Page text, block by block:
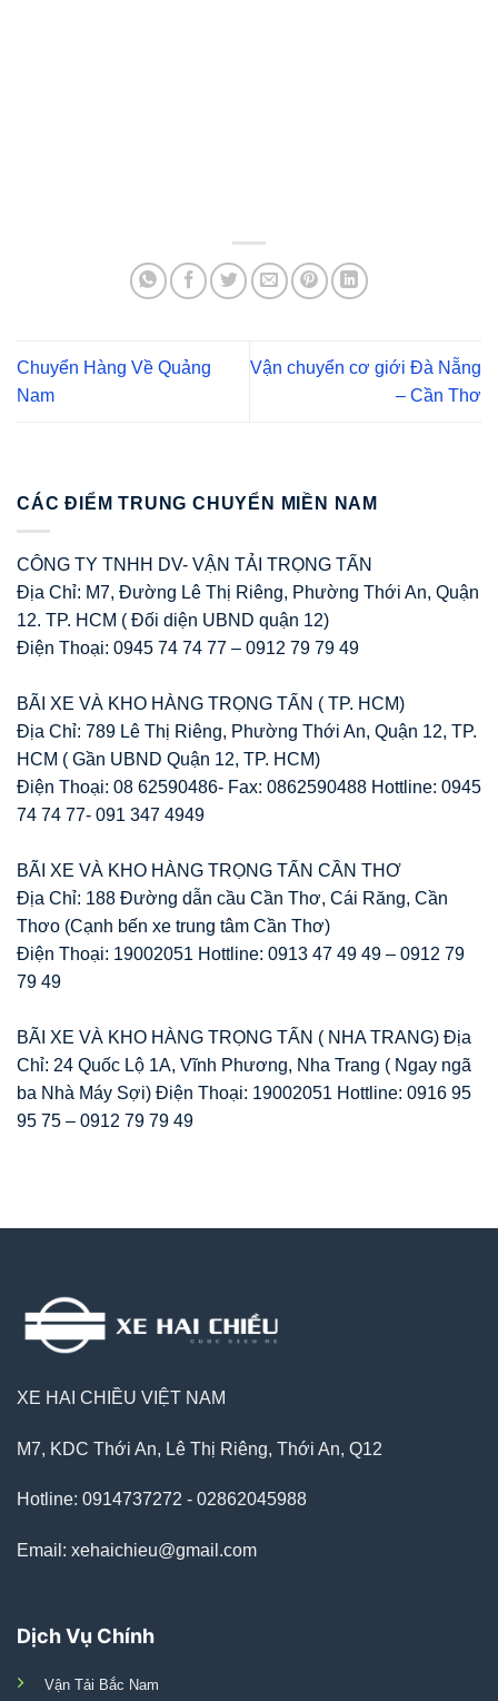
Chuyển Hàng Về Quảng
Nam
Vận chuyển cơ giới Đà Nẵng
– Cần Thơ
CÁC ĐIỂM TRUNG CHUYỂN MIỀN NAM
CÔNG TY TNHH DV- VẬN TẢI TRỌNG TẤN
Địa Chỉ: M7, Đường Lê Thị Riêng, Phường Thới An, Quận
12. TP. HCM ( Đối diện UBND quận 12)
Điện Thoại: 0945 74 74 77 – 0912 79 79 49
BÃI XE VÀ KHO HÀNG TRỌNG TẤN ( TP. HCM)
Địa Chỉ: 789 Lê Thị Riêng, Phường Thới An, Quận 12, TP.
HCM ( Gần UBND Quận 12, TP. HCM)
Điện Thoại: 08 62590486- Fax: 0862590488 Hottline: 0945
74 74 77- 091 347 4949
BÃI XE VÀ KHO HÀNG TRỌNG TẤN CẦN THƠ
Địa Chỉ: 188 Đường dẫn cầu Cần Thơ, Cái Răng, Cần
Thơo (Cạnh bến xe trung tâm Cần Thơ)
Điện Thoại: 19002051 Hottline: 0913 47 49 49 – 0912 79
79 49
BÃI XE VÀ KHO HÀNG TRỌNG TẤN ( NHA TRANG) Địa
Chỉ: 24 Quốc Lộ 1A, Vĩnh Phương, Nha Trang ( Ngay ngã
ba Nhà Máy Sợi) Điện Thoại: 19002051 Hottline: 0916 95
95 75 – 0912 79 79 49
XE HAI CHIỀU VIỆT NAM
M7, KDC Thới An, Lê Thị Riêng, Thới An, Q12
Hotline: 0914737272 - 02862045988
Email: xehaichieu@gmail.com
Dịch Vụ Chính
Vận Tải Bắc Nam